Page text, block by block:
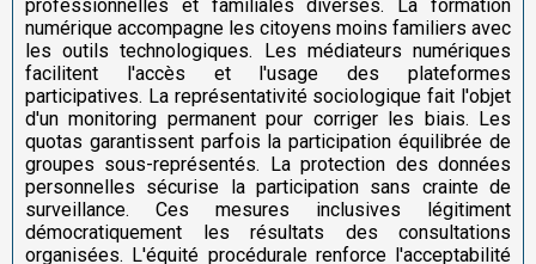
professionnelles et familiales diverses. La formation
numérique accompagne les citoyens moins familiers avec
les outils technologiques. Les médiateurs numériques
facilitent l'accès et l'usage des plateformes
participatives. La représentativité sociologique fait l'objet
d'un monitoring permanent pour corriger les biais. Les
quotas garantissent parfois la participation équilibrée de
groupes sous-représentés. La protection des données
personnelles sécurise la participation sans crainte de
surveillance. Ces mesures inclusives légitiment
démocratiquement les résultats des consultations
organisées. L'équité procédurale renforce l'acceptabilité